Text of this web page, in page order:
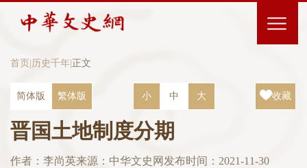
首页 历史千年 正文
简体版 繁体版 小 中 大 收藏
晋国土地制度分期
作者：李尚英来源：中华文史网 发布时间：2021-11-30